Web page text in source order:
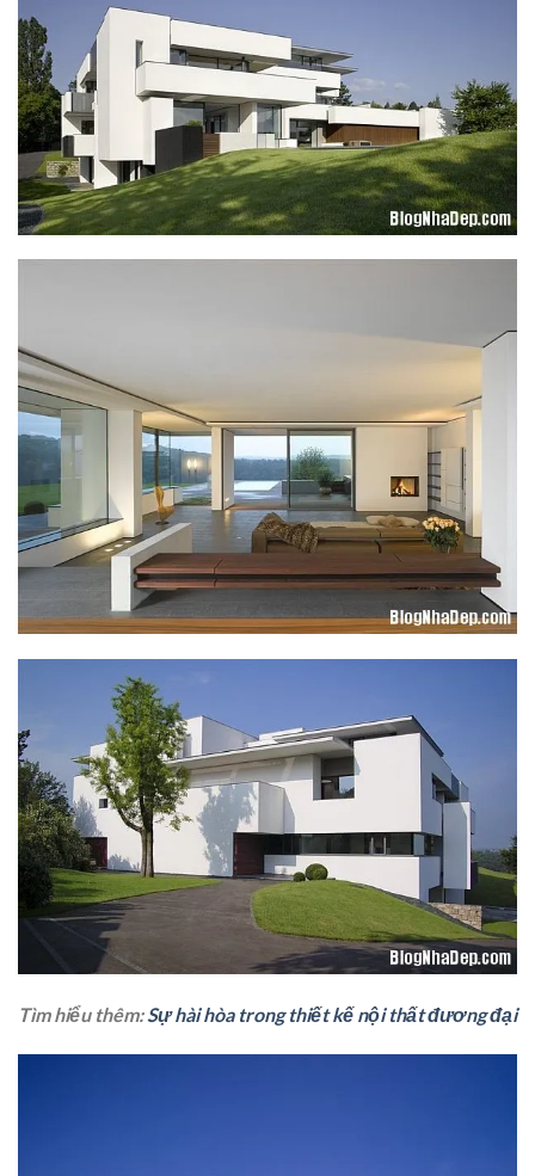
Tìm hiểu thêm:Sự hài hòa trong thiết kế nội thất đương đại